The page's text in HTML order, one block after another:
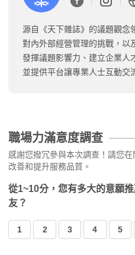
源自《天下雜誌》的議題觀念
對內外部經營管理的挑戰，以
發揮議題影響力、建立企業人
並提供平台讓專業人士互動交
職場力滿意度調查
感謝您撥冗參與本次調查！請您
改善和提升服務品質。
從1~10分，您有多大的意願
友？
1 2 3 4 5